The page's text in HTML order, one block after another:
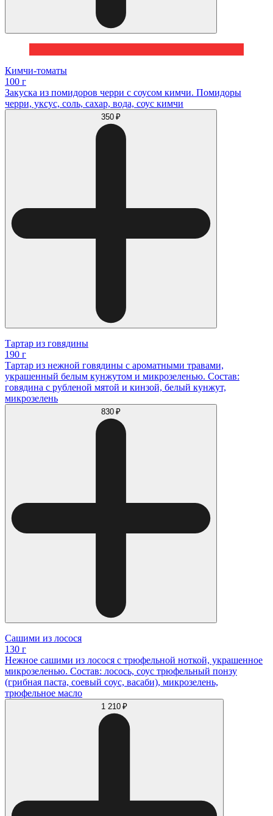
Кимчи-томаты
100 г
Закуска из помидоров черри с соусом кимчи. Помидоры
черри, уксус, соль, cахар, вода, соус кимчи
350 ₽
Тартар из говядины
190 г
Тартар из нежной говядины с ароматными травами,
украшенный белым кунжутом и микрозеленью. Состав:
говядина с рубленой мятой и кинзой, белый кунжут,
микрозелень
830 ₽
Сашими из лосося
130 г
Нежное сашими из лосося с трюфельной ноткой, украшенное
микрозеленью. Состав: лосось, соус трюфельный понзу
(грибная паста, соевый соус, васаби), микрозелень,
трюфельное масло
1 210 ₽